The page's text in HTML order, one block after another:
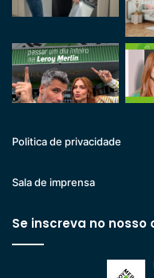
Politica de privacidade
Sala de imprensa
Se inscreva no nosso